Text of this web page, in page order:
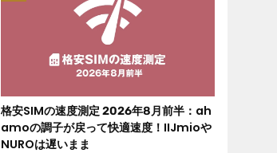
格安SIMの速度測定 2026年8月前半：ah
amoの調子が戻って快適速度！IIJmioや
NUROは遅いまま